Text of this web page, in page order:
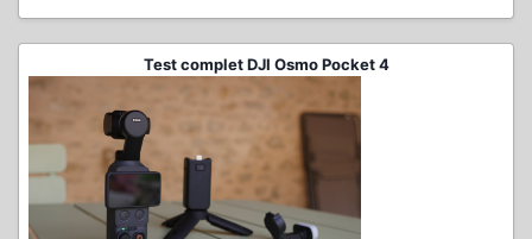
Test complet DJI Osmo Pocket 4